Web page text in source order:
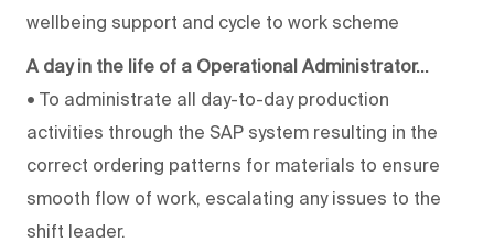
wellbeing support and cycle to work scheme
A day in the life of a Operational Administrator...
• To administrate all day-to-day production
activities through the SAP system resulting in the
correct ordering patterns for materials to ensure
smooth flow of work, escalating any issues to the
shift leader.